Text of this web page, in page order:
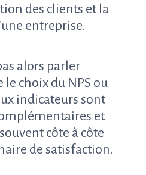
des clients et la
entreprise.
alors parler
choix du NPS ou
indicateurs sont
et
côte à côte
de satisfaction.